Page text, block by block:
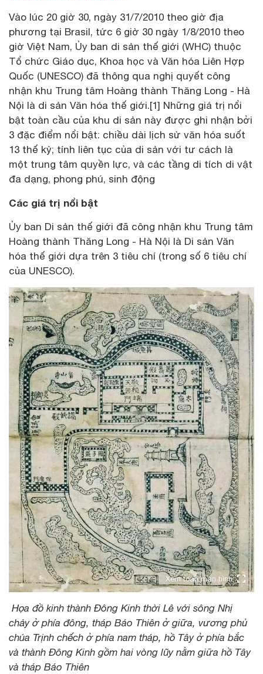
Vào lúc 20 giờ 30, ngày 31/7/2010 theo giờ địa
phương tại Brasil, tức 6 giờ 30 ngày 1/8/2010 theo
giờ Việt Nam, Ủy ban di sản thế giới (WHC) thuộc
Tổ chức Giáo dục, Khoa học và Văn hóa Liên Hợp
Quốc (UNESCO) đã thông qua nghị quyết công
nhận khu Trung tâm Hoàng thành Thăng Long - Hà
Nội là di sản Văn hóa thế giới.[1] Những giá trị nổi
bật toàn cầu của khu di sản này được ghi nhận bởi
3 đặc điểm nổi bật: chiều dài lịch sử văn hóa suốt
13 thế kỷ; tính liên tục của di sản với tư cách là
một trung tâm quyền lực, và các tầng di tích di vật
đa dạng, phong phú, sinh động
Các giá trị nổi bật
Ủy ban Di sản thế giới đã công nhận khu Trung tâm
Hoàng thành Thăng Long - Hà Nội là Di sản Văn
hóa thế giới dựa trên 3 tiêu chí (trong số 6 tiêu chí
của UNESCO).
Xem toàn màn hình
Họa đồ kinh thành Đông Kinh thời Lê với sông Nhị
chảy ở phía đông, tháp Báo Thiên ở giữa, vương phủ
chúa Trịnh chếch ở phía nam tháp, hồ Tây ở phía bắc
và thành Đông Kinh gồm hai vòng lũy nằm giữa hồ Tây
và tháp Báo Thiên